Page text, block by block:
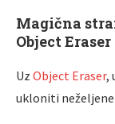
Magična
Object
Uz Object Eraser,
ukloniti